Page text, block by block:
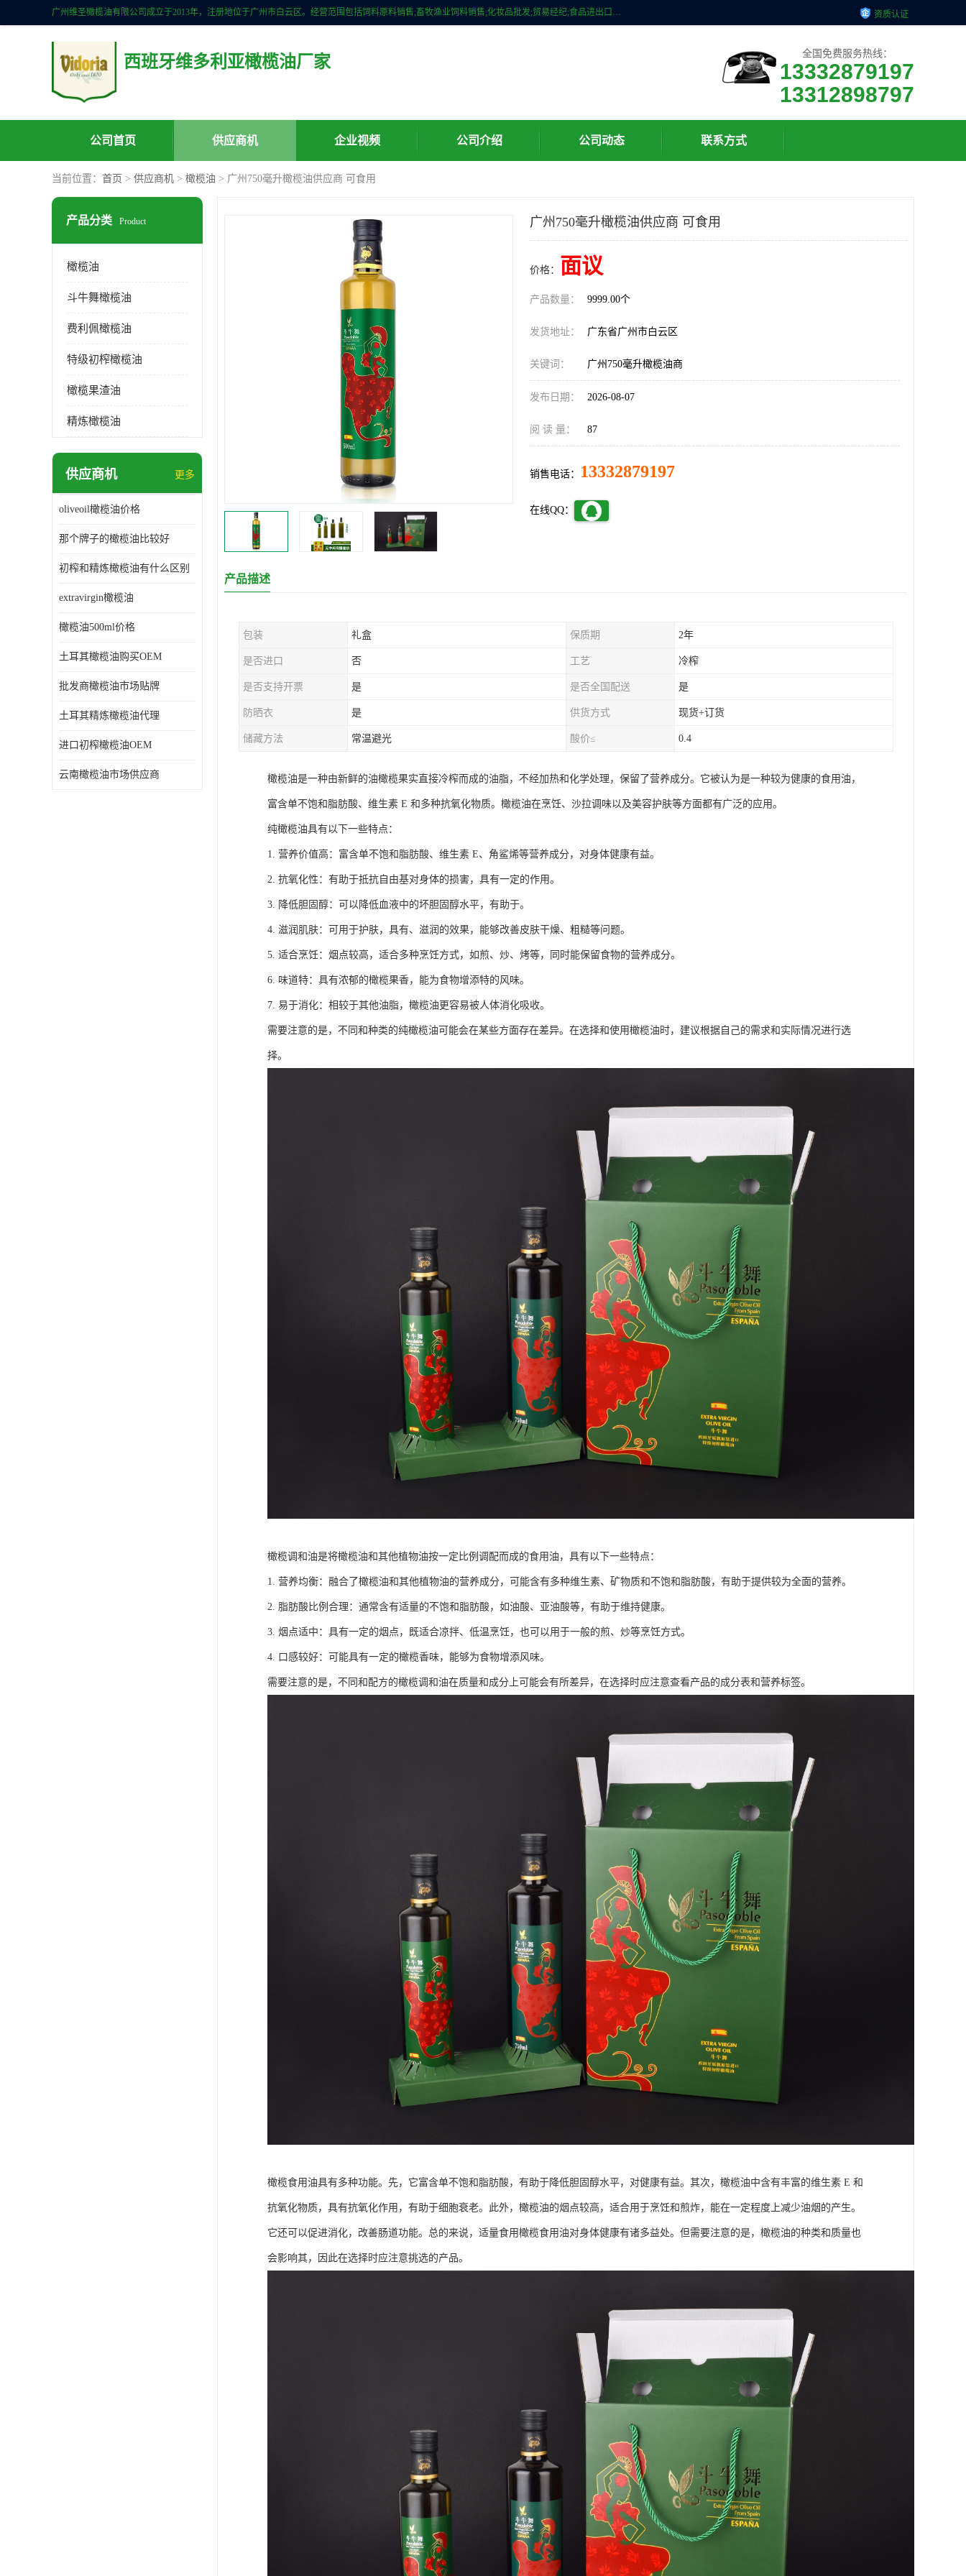
广州维圣橄榄油有限公司成立于2013年，注册地位于广州市白云区。经营范围包括饲料原料销售;畜牧渔业饲料销售;化妆品批发;贸易经纪;食品进出口等，主要产品有：橄榄果渣油，橄榄油，纯橄榄油等。 资质认证
西班牙维多利亚橄榄油厂家 全国免费服务热线：
13332879197
13312898797
公司首页 供应商机 企业视频 公司介绍 公司动态 联系方式
当前位置： 首页 > 供应商机 > 橄榄油 > 广州750毫升橄榄油供应商 可食用
产品分类 Product
橄榄油
斗牛舞橄榄油
费利佩橄榄油
特级初榨橄榄油
橄榄果渣油
精炼橄榄油
供应商机 更多
oliveoil橄榄油价格
那个牌子的橄榄油比较好
初榨和精炼橄榄油有什么区别
extravirgin橄榄油
橄榄油500ml价格
土耳其橄榄油购买OEM
批发商橄榄油市场贴牌
土耳其精炼橄榄油代理
进口初榨橄榄油OEM
云南橄榄油市场供应商
广州750毫升橄榄油供应商 可食用
价格： 面议
产品数量： 9999.00个
发货地址： 广东省广州市白云区
关键词： 广州750毫升橄榄油商
发布日期： 2026-08-07
阅 读 量： 87
销售电话： 13332879197
在线QQ：
产品描述
包装 礼盒 保质期 2年
是否进口 否 工艺 冷榨
是否支持开票 是 是否全国配送 是
防晒衣 是 供货方式 现货+订货
储藏方法 常温避光 酸价≤ 0.4
橄榄油是一种由新鲜的油橄榄果实直接冷榨而成的油脂，不经加热和化学处理，保留了营养成分。它被认为是一种较为健康的食用油，
富含单不饱和脂肪酸、维生素 E 和多种抗氧化物质。橄榄油在烹饪、沙拉调味以及美容护肤等方面都有广泛的应用。
纯橄榄油具有以下一些特点：
1. 营养价值高：富含单不饱和脂肪酸、维生素 E、角鲨烯等营养成分，对身体健康有益。
2. 抗氧化性：有助于抵抗自由基对身体的损害，具有一定的作用。
3. 降低胆固醇：可以降低血液中的坏胆固醇水平，有助于。
4. 滋润肌肤：可用于护肤，具有、滋润的效果，能够改善皮肤干燥、粗糙等问题。
5. 适合烹饪：烟点较高，适合多种烹饪方式，如煎、炒、烤等，同时能保留食物的营养成分。
6. 味道特：具有浓郁的橄榄果香，能为食物增添特的风味。
7. 易于消化：相较于其他油脂，橄榄油更容易被人体消化吸收。
需要注意的是，不同和种类的纯橄榄油可能会在某些方面存在差异。在选择和使用橄榄油时，建议根据自己的需求和实际情况进行选
择。
橄榄调和油是将橄榄油和其他植物油按一定比例调配而成的食用油，具有以下一些特点：
1. 营养均衡：融合了橄榄油和其他植物油的营养成分，可能含有多种维生素、矿物质和不饱和脂肪酸，有助于提供较为全面的营养。
2. 脂肪酸比例合理：通常含有适量的不饱和脂肪酸，如油酸、亚油酸等，有助于维持健康。
3. 烟点适中：具有一定的烟点，既适合凉拌、低温烹饪，也可以用于一般的煎、炒等烹饪方式。
4. 口感较好：可能具有一定的橄榄香味，能够为食物增添风味。
需要注意的是，不同和配方的橄榄调和油在质量和成分上可能会有所差异，在选择时应注意查看产品的成分表和营养标签。
橄榄食用油具有多种功能。先，它富含单不饱和脂肪酸，有助于降低胆固醇水平，对健康有益。其次，橄榄油中含有丰富的维生素 E 和
抗氧化物质，具有抗氧化作用，有助于细胞衰老。此外，橄榄油的烟点较高，适合用于烹饪和煎炸，能在一定程度上减少油烟的产生。
它还可以促进消化，改善肠道功能。总的来说，适量食用橄榄食用油对身体健康有诸多益处。但需要注意的是，橄榄油的种类和质量也
会影响其，因此在选择时应注意挑选的产品。